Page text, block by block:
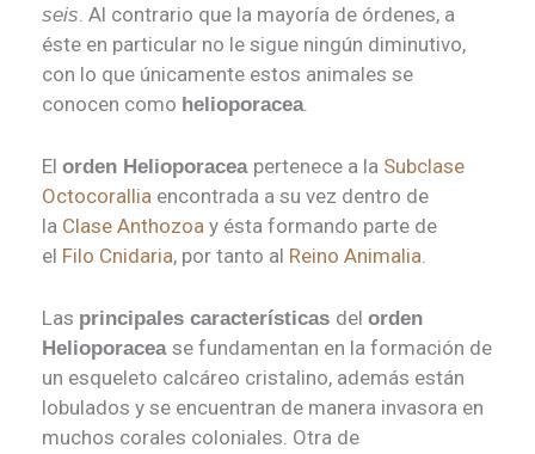
seis . Al contrario que la mayoría de órdenes, a
éste en particular no le sigue ningún diminutivo,
con lo que únicamente estos animales se
conocen como helioporacea.
El orden Helioporacea pertenece a la Subclase
Octocorallia encontrada a su vez dentro de
la Clase Anthozoa y ésta formando parte de
el Filo Cnidaria, por tanto al Reino Animalia
Las principales características del orden
Helioporacea se fundamentan en la formación de
un esqueleto calcáreo cristalino, además están
lobulados y se encuentran de manera invasora en
muchos corales coloniales. Otra de